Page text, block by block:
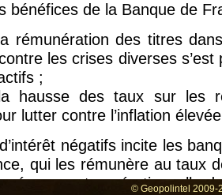
bénéfices de la Banque de
rémunération des titres
les crises diverses
;
hausse des taux sur les
lutter contre l’inflation
négatifs incite les
qui les rémunère au taux
une perte opérationnelle
© Geopolintel 2009-